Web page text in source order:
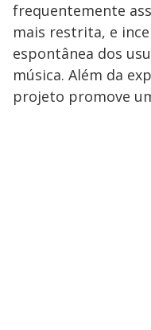
frequentemente
mais restrita, e
espontânea dos
música. Além da
projeto promove